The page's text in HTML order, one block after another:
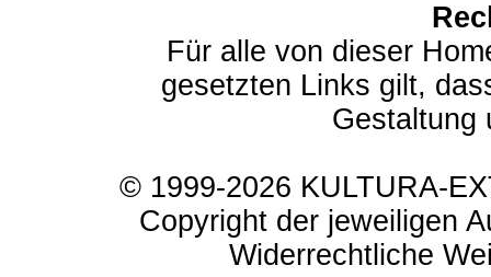
Für alle von dieser
gesetzten Links gilt,
Gestaltung
© 1999-2026 KULTURA-
Copyright der jeweiligen
Widerrechtliche